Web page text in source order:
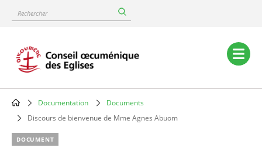
content
Rechercher
Main
navigation
Breadcrumb
Documentation
Documents
Discours de bienvenue de Mme Agnes Abuom
DOCUMENT